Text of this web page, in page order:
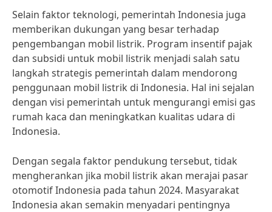
Selain faktor teknologi, pemerintah Indonesia juga
memberikan dukungan yang besar terhadap
pengembangan mobil listrik. Program insentif pajak
dan subsidi untuk mobil listrik menjadi salah satu
langkah strategis pemerintah dalam mendorong
penggunaan mobil listrik di Indonesia. Hal ini sejalan
dengan visi pemerintah untuk mengurangi emisi gas
rumah kaca dan meningkatkan kualitas udara di
Indonesia.
Dengan segala faktor pendukung tersebut, tidak
mengherankan jika mobil listrik akan merajai pasar
otomotif Indonesia pada tahun 2024. Masyarakat
Indonesia akan semakin menyadari pentingnya